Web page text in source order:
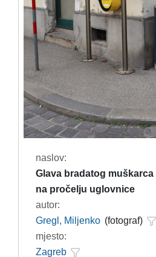
naslov:
Glava bradatog muškarca
na pročelju uglovnice
autor:
Gregl, Miljenko (fotograf)
mjesto:
Zagreb